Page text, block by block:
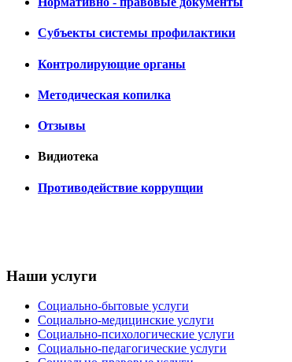
Субъекты системы профилактики
Контролирующие органы
Методическая копилка
Отзывы
Видиотека
Противодействие коррупции
Наши услуги
Социально-бытовые услуги
Социально-медицинские услуги
Социально-психологические услуги
Социально-педагогические услуги